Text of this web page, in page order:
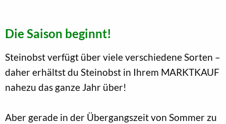
Die Saison beginnt!
Steinobst verfügt über viele verschiedene Sorten –
daher erhältst du Steinobst in Ihrem MARKTKAUF
nahezu das ganze Jahr über!
Aber gerade in der Übergangszeit von Sommer zu